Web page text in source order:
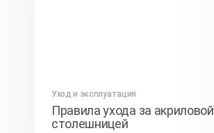
Уход и эксплуатация
Правила ухода за акриловой
столешницей